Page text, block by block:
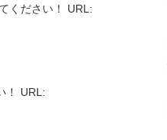
ください！ URL:
！ URL: